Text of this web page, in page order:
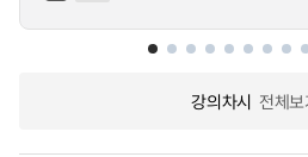
강의차시 전체보